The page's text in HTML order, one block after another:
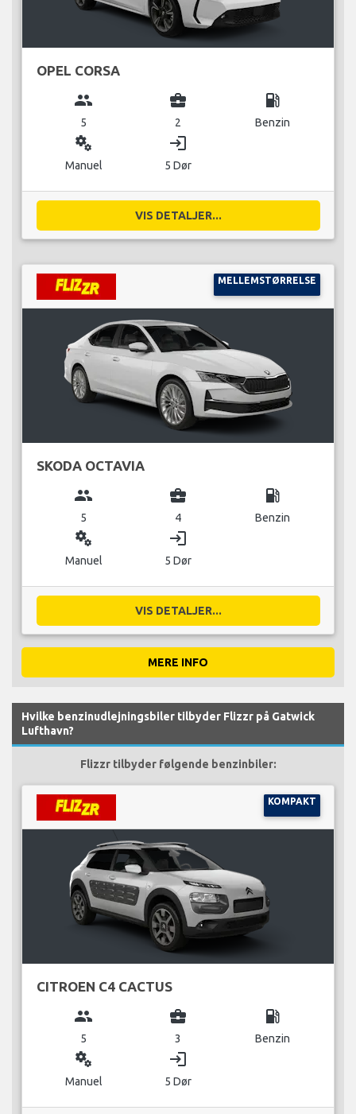
OPEL CORSA
group
5
business_center
2
local_gas_station
Benzin
miscellaneous_services
Manuel
login
5 Dør
VIS DETALJER...
MELLEMSTØRRELSE
SKODA OCTAVIA
group
5
business_center
4
local_gas_station
Benzin
miscellaneous_services
Manuel
login
5 Dør
VIS DETALJER...
MERE INFO
Hvilke benzinudlejningsbiler tilbyder Flizzr på Gatwick
Lufthavn?
Flizzr tilbyder følgende benzinbiler:
KOMPAKT
CITROEN C4 CACTUS
group
5
business_center
3
local_gas_station
Benzin
miscellaneous_services
Manuel
login
5 Dør